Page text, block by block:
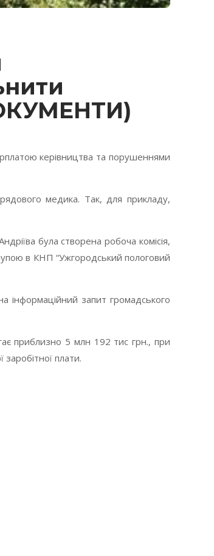
керівництва та порушеннями
медика. Так, для прикладу,
була створена робоча комісія,
в КНП “Ужгородський пологовий
інформаційний запит громадського
приблизно 5 млн 192 тис грн., при
плати.